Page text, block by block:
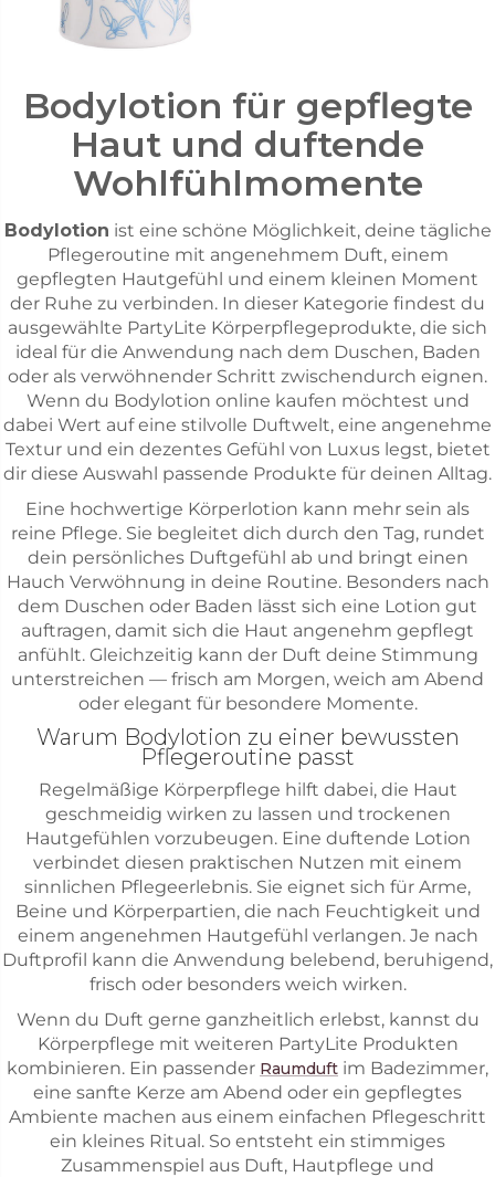
Angebot
Bodylotion für gepflegte
Haut und duftende
Wohlfühlmomente
Bodylotion ist eine schöne Möglichkeit, deine tägliche
Pflegeroutine mit angenehmem Duft, einem
gepflegten Hautgefühl und einem kleinen Moment
der Ruhe zu verbinden. In dieser Kategorie findest du
ausgewählte PartyLite Körperpflegeprodukte, die sich
ideal für die Anwendung nach dem Duschen, Baden
oder als verwöhnender Schritt zwischendurch eignen.
Wenn du Bodylotion online kaufen möchtest und
dabei Wert auf eine stilvolle Duftwelt, eine angenehme
Textur und ein dezentes Gefühl von Luxus legst, bietet
dir diese Auswahl passende Produkte für deinen Alltag.
Eine hochwertige Körperlotion kann mehr sein als
reine Pflege. Sie begleitet dich durch den Tag, rundet
dein persönliches Duftgefühl ab und bringt einen
Hauch Verwöhnung in deine Routine. Besonders nach
dem Duschen oder Baden lässt sich eine Lotion gut
auftragen, damit sich die Haut angenehm gepflegt
anfühlt. Gleichzeitig kann der Duft deine Stimmung
unterstreichen — frisch am Morgen, weich am Abend
oder elegant für besondere Momente.
Warum Bodylotion zu einer bewussten
Pflegeroutine passt
Regelmäßige Körperpflege hilft dabei, die Haut
geschmeidig wirken zu lassen und trockenen
Hautgefühlen vorzubeugen. Eine duftende Lotion
verbindet diesen praktischen Nutzen mit einem
sinnlichen Pflegeerlebnis. Sie eignet sich für Arme,
Beine und Körperpartien, die nach Feuchtigkeit und
einem angenehmen Hautgefühl verlangen. Je nach
Duftprofil kann die Anwendung belebend, beruhigend,
frisch oder besonders weich wirken.
Wenn du Duft gerne ganzheitlich erlebst, kannst du
Körperpflege mit weiteren PartyLite Produkten
kombinieren. Ein passender Raumduft im Badezimmer,
eine sanfte Kerze am Abend oder ein gepflegtes
Ambiente machen aus einem einfachen Pflegeschritt
ein kleines Ritual. So entsteht ein stimmiges
Zusammenspiel aus Duft, Hautpflege und